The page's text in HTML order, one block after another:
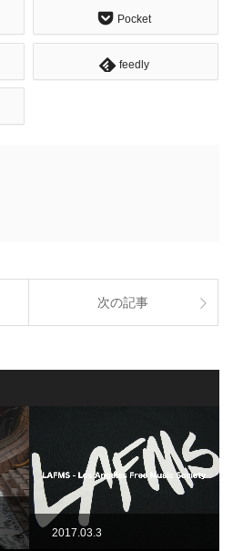
Pocket
feedly
次の記事
2017.03.3